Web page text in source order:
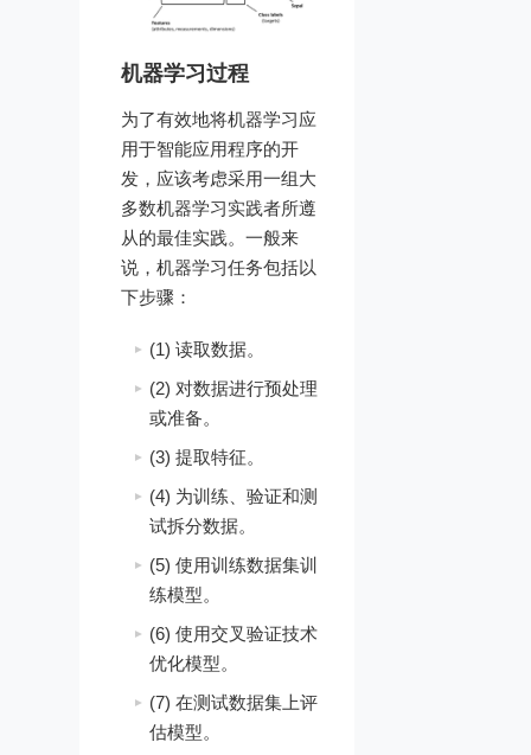
机器学习过程
为了有效地将机器学习应
用于智能应用程序的开
发，应该考虑采用一组大
多数机器学习实践者所遵
从的最佳实践。一般来
说，机器学习任务包括以
下步骤：
(1) 读取数据。
(2) 对数据进行预处理
或准备。
(3) 提取特征。
(4) 为训练、验证和测
试拆分数据。
(5) 使用训练数据集训
练模型。
(6) 使用交叉验证技术
优化模型。
(7) 在测试数据集上评
估模型。